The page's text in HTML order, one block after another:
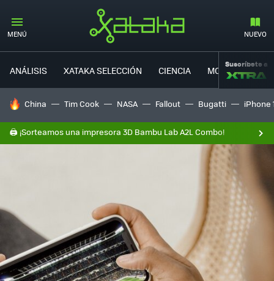
MENÚ NUEVO
ANÁLISIS XATAKA SELECCIÓN CIENCIA MOVILIDAD
Suscríbete a
HOY SE HABLA DE
China Tim Cook NASA Fallout Bugatti iPhone
🖨️ ¡Sorteamos una impresora 3D Bambu Lab A2L Combo!